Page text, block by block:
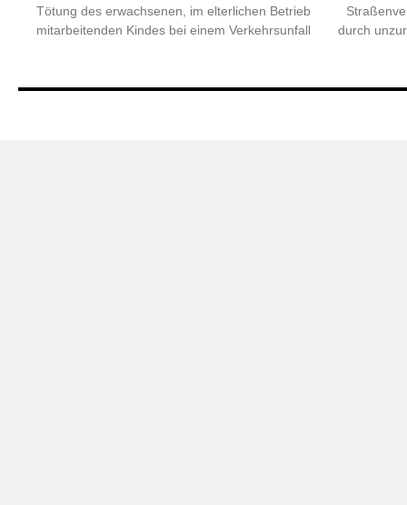
Tötung des erwachsenen, im elterlichen Betrieb
mitarbeitenden Kindes bei einem Verkehrsunfall
durch